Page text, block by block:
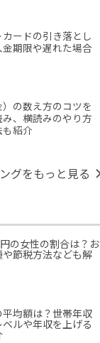
ードの引き落とし
期限や遅れた場合
の数え方のコツを
、横読みのやり方
紹介
グをもっと見る
の女性の割合は？お
節税方法なども解
均額は？世帯年収
ルや年収を上げる